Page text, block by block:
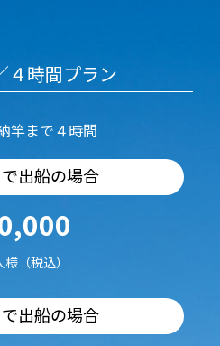
４時間プラン
竿まで４時間
出船の場合
（税込）
出船の場合